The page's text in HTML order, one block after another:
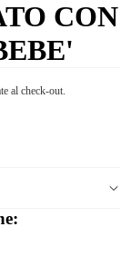
CON
al check-out.